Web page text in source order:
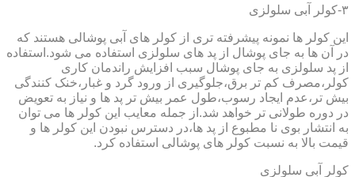
۳-کولر آبی سلولزی
این کولر ها نمونه پیشرفته تری از کولر های آبی پوشالی هستند که
در آن ها به جای پوشال از پد های سلولزی استفاده می شود.استفاده
از پد سلولزی به جای پوشال سبب افزایش راندمان کاری
کولر،مصرف کم تر برق،جلوگیری از ورود گرد و غبار،خنک کنندگی
بیش تر،عدم ایجاد رسوب،طول عمر بیش تر پد ها و نیاز به تعویض
در دوره طولانی تر خواهد شد.از جمله معایب این کولر ها می توان
به انتشار بوی نا مطبوع از پد ها،در دسترس نبودن این کولر ها و
قیمت بالا به نسبت کولر های پوشالی استفاده کرد.
کولر آبی سلولزی